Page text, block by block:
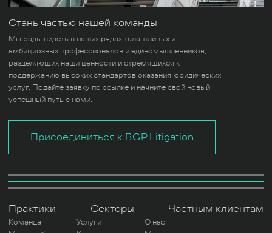
Стань частью нашей команды
Мы рады видеть в наших рядах талантливых и
амбициозных профессионалов и единомышленников,
разделяющих наши ценности и стремящихся к
поддержанию высоких стандартов оказания юридических
услуг. Подайте заявку по ссылке и начните свой новый
успешный путь с нами.
Присоединиться к BGP Litigation
Практики Секторы Частным клиентам
Команда Услуги
О нас